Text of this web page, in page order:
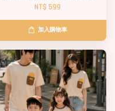
NT$ 599
加入購物車